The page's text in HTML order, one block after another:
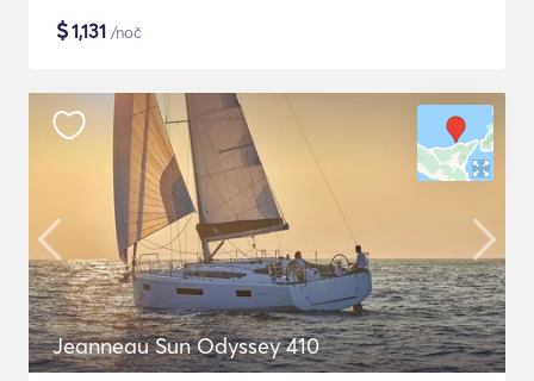
$1,131 /noč
Jeanneau Sun Odyssey 410